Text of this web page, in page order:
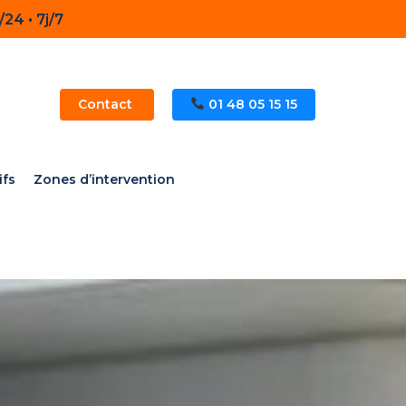
• 7j/7
Contact 01 48 05 15 15
Zones d’intervention